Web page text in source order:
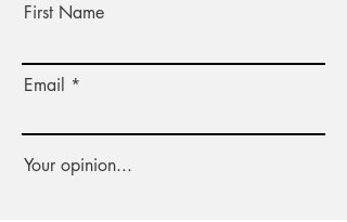
First Name
Email
Your opinion...